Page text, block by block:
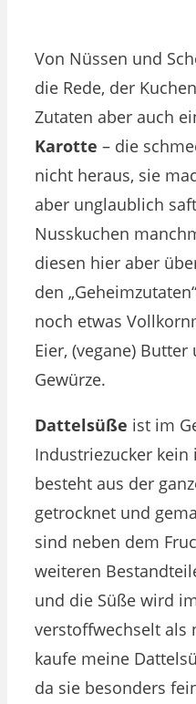
Von Nüssen und
die Rede, der
Zutaten aber auch
Karotte – die
nicht heraus, sie
aber unglaublich
Nusskuchen
diesen hier aber
den
noch etwas
Eier, (vegane)
Gewürze.
Dattelsüße ist im
Industriezucker kein
besteht aus der
getrocknet und
sind neben dem
weiteren
und die Süße wird
verstoffwechselt als
kaufe meine
da sie besonders